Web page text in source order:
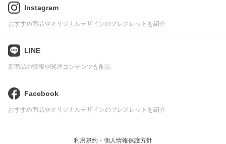
Instagram
おすすめ商品やオリジナルデザインのブレスレットを紹介
LINE
新商品の情報や関連コンテンツを配信
Facebook
おすすめ商品やオリジナルデザインのブレスレットを紹介
利用規約・個人情報保護方針